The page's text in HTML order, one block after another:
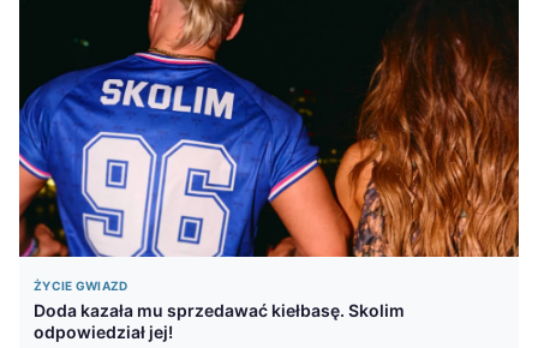
ŻYCIE GWIAZD
Doda kazała mu sprzedawać kiełbasę. Skolim
odpowiedział jej!